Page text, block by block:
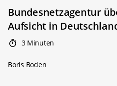
Bundesnetzagentur
Aufsicht in
3 Minuten
Boris Boden